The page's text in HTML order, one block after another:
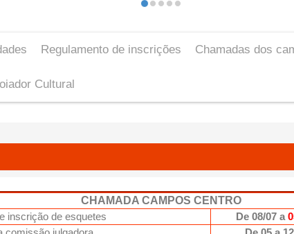
Regulamento de inscrições Chamadas dos
Cultural
CHAMADA CAMPOS CENTRO
inscrição de esquetes De 08/07 a